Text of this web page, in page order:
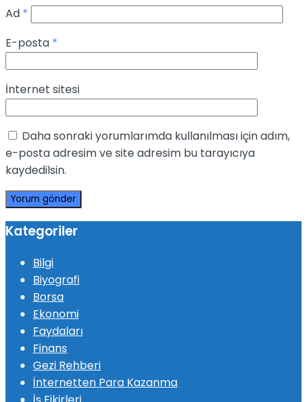
Ad *
E-posta *
İnternet sitesi
Daha sonraki yorumlarımda kullanılması için adım,
e-posta adresim ve site adresim bu tarayıcıya
kaydedilsin.
Kategoriler
Bilgi
Biyografi
Borsa
Ekonomi
Faydaları
Finans
Gezi Rehberi
İnternetten Para Kazanma